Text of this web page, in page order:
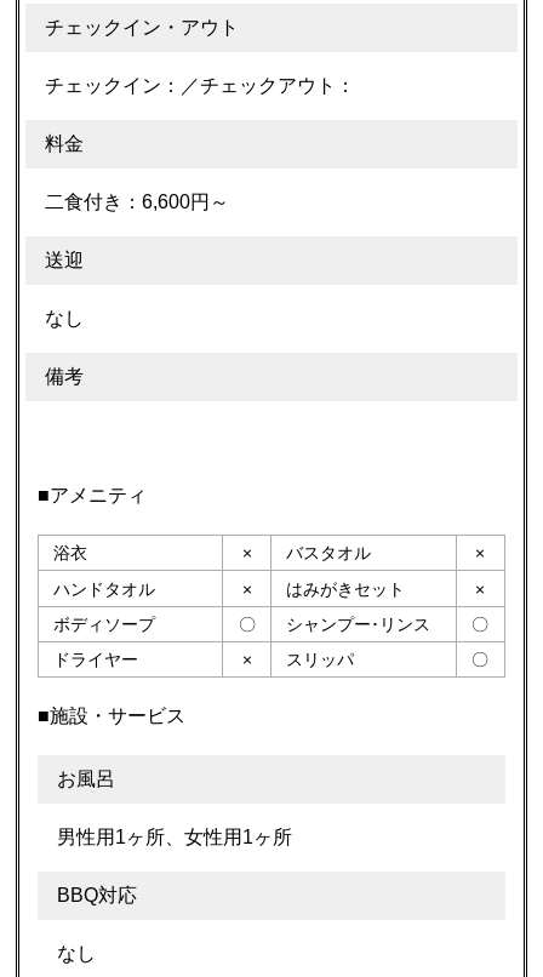
チェックイン・アウト
チェックイン：／チェックアウト：
料金
二食付き：6,600円～
送迎
なし
備考
■アメニティ
浴衣 × バスタオル
×
ハンドタオル
× はみがきセット
×
ボディソープ
〇 シャンプー･リンス
〇
ドライヤー
× スリッパ 〇
■施設・サービス
お風呂
男性用1ヶ所、女性用1ヶ所
BBQ対応
なし